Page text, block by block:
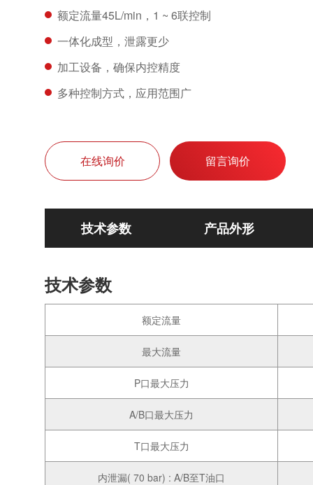
额定流量45L/min，1 ~ 6联控制
一体化成型，泄露更少
加工设备，确保内控精度
多种控制方式，应用范围广
在线询价 留言询价
技术参数 产品外形
技术参数
额定流量
最大流量
P口最大压力
A/B口最大压力
T口最大压力
内泄漏( 70 bar) : A/B至T油口